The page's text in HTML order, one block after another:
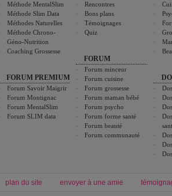
Méthode MentalSlim
Méthode Slim Data
Méthodes Naturelles
Méthode Chrono-
Géno-Nutrition
Coaching Grossesse
FORUM PREMIUM
Forum Savoir Maigrir
Forum Montignac
Forum MentalSlim
Forum SLIM data
Rencontres
Bons plans
Témoignages
Quiz
FORUM
Forum minceur
Forum cuisine
Forum grossesse
Forum maman bébé
Forum psycho
Forum forme santé
Forum beauté
Forum communauté
plan du site envoyer à une amie